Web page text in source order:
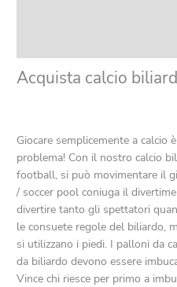
Acquista calcio
Giocare semplicemente a calcio
problema! Con il nostro calcio
football, si può movimentare il
/ soccer pool coniuga il
divertire tanto gli spettatori
le consuete regole del biliardo,
si utilizzano i piedi. I palloni da
da biliardo devono essere
Vince chi riesce per primo a